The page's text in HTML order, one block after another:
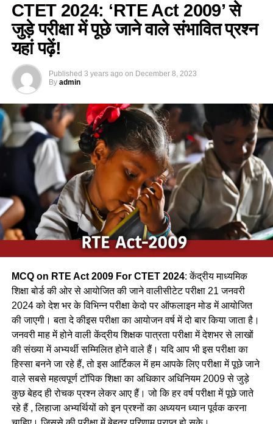
पर्यावरण के अंतर्गत घर और आवाज से जुड़े महत्वपूर्ण
प्रश्न—Home and Shelter Based Important
MCQ For CTET Exam 2024
Q.1 कोई पक्षी पेड़ की ऊँची डाल पर अपना घोंसला बनाता है। यह पक्षी हो
सकता है | / A bird builds its nest at the top of the tree. It
can be a bird.
(a) शकरखोरा / sugar cane
(b) कलचिडी / Kalchidi
(c) कौआ /Crow
(d) फाखता /
Ans-c
Q.2 निम्नलिखित में से कौन-सा पक्षी कैक्टस पोधे के कॉटों के बीच अपना
घोंसला बनाता है ?
(a) फाख्ता
(b) शकरखोरा
(c) बया
(d) कलचिडी
CTET 2024: ‘RTE Act 2009’ से
जुड़े परीक्षा में पूछे जाने वाले संभावित प्रश्न
यहां पढ़ें!
Published 3 years ago on December 8, 2023
By admin
MCQ on RTE Act 2009 For CTET 2024: केंद्रीय माध्यमिक
शिक्षा बोर्ड की ओर से आयोजित की जाने वालीसीटेट परीक्षा 21 जनवरी
2024 को देश भर के विभिन्न परीक्षा केदो पर ऑफलाइन मोड में आयोजित
की जाएगी। बता दे कीइस परीक्षा का आयोजन वर्ष में दो बार किया जाता है।
जनवरी माह में होने वाली केंद्रीय शिक्षक पात्रता परीक्षा में देशभर से लाखों
की संख्या में अभ्यर्थी सम्मिलित होने वाले हैं। यदि आप भी इस परीक्षा का
हिस्सा बनने जा रहे हैं, तो इस आर्टिकल में हम आपके लिए परीक्षा में पूछे जाने
वाले सबसे महत्वपूर्ण टॉपिक शिक्षा का अधिकार अधिनियम 2009 से जुड़े
कुछ बेहद ही रोचक प्रश्न लेकर आए हैं। जो कि हर वर्ष परीक्षा में पूछे जाते
रहे हैं , लिहाजा अभ्यर्थियों को इन प्रश्नों का अध्ययन ध्यान पूर्वक करना